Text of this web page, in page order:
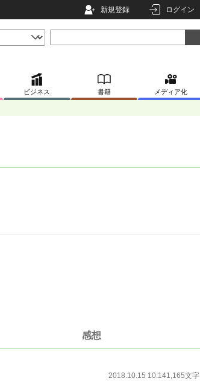
新規登録 ログイン
ビジネス 書籍 メディア化
感想
2018.10.15 10:141,165文字